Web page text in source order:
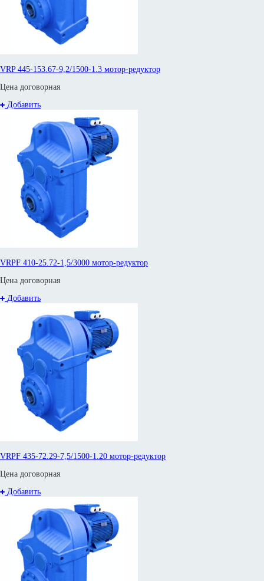
VRP 445-153.67-9,2/1500-1.3 мотор-редуктор
Цена договорная
Добавить
VRPF 410-25.72-1,5/3000 мотор-редуктор
Цена договорная
Добавить
VRPF 435-72.29-7,5/1500-1.20 мотор-редуктор
Цена договорная
Добавить